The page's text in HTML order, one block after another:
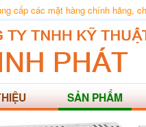
cấp các mặt hàng chính hãng,
SẢN PHẨM